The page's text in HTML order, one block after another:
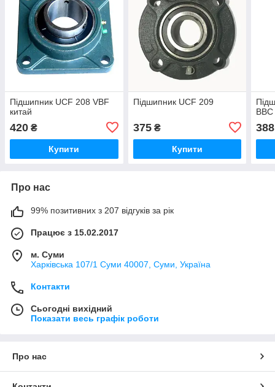
Підшипник UCF 208 VBF
китай
420 ₴
Купити
Підшипник UCF 209
375₴
Купити
BBC
388
Про нас
99% позитивних з 207 відгуків за рік
Працює з 15.02.2017
м. Суми
Харківська 107/1 Суми 40007, Суми, Україна
Контакти
Сьогодні вихідний
Показати весь графік роботи
Про нас